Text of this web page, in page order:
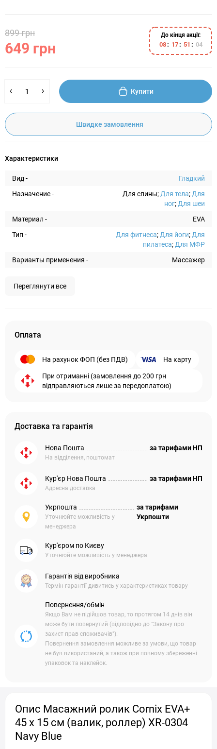
899 грн
649 грн
До кінця акції:
08 17 51 04
Купити
Швидке замовлення
Характеристики
Вид -
Гладкий
Назначение -
Для спины; Для тела; Для
ног; Для шеи
Материал -
EVA
Тип -
Для фитнеса; Для йоги; Для
пилатеса; Для МФР
Варианты применения -
Массажер
Переглянути все
Оплата
На рахунок ФОП (без ПДВ) На карту
При отриманні (замовлення до 200 грн
відправляються лише за передоплатою)
Доставка та гарантія
Нова Пошта
На відділення, поштомат
за тарифами НП
Кур'єр Нова Пошта
Адресна доставка
за тарифами НП
Укрпошта
Уточнюйте можливість у
менеджера
за тарифами
Укрпошти
Кур'єром по Києву
Уточнюйте можливість у менеджера
Гарантія від виробника
Термін гарантії дивитись у характеристиках товару
Повернення/обмін
Якщо Вам не підійшов товар, то протягом 14 днів він
може бути повернутий (відповідно до "Закону про
захист прав споживачів").
Повернення замовлення можливе за умови, що товар
не був використаний, а також при повному збереженні
упаковок та наклейок.
Опис Масажний ролик Cornix EVA+
45 x 15 см (валик, роллер) XR-0304
Navy Blue